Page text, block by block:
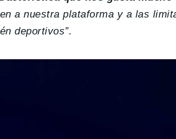
a nuestra plataforma y a las
deportivos”.